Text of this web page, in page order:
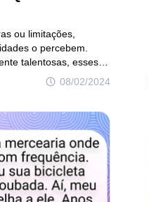
08/02/2024
ou limitações,
o percebem.
talentosas, esses
uma estrela por
que são. Sem dúvida,
laços duradouros